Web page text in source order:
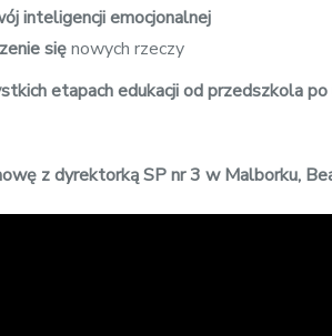
inteligencji emocjonalnej
sięnowych rzeczy
etapach edukacji od przedszkola
z dyrektorką SP nr 3 w Malborku,